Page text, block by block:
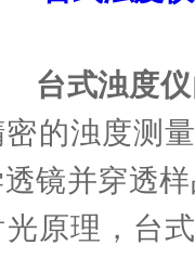
台式浊度仪
的浊度测
镜并穿透
光原理，台